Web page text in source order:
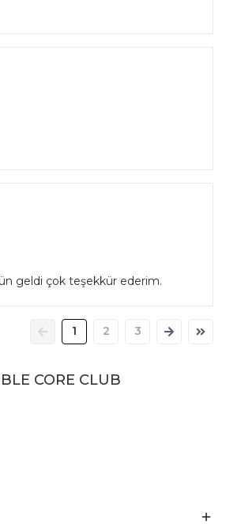
geldi çok teşekkür ederim.
1 2 3
CORE CLUB